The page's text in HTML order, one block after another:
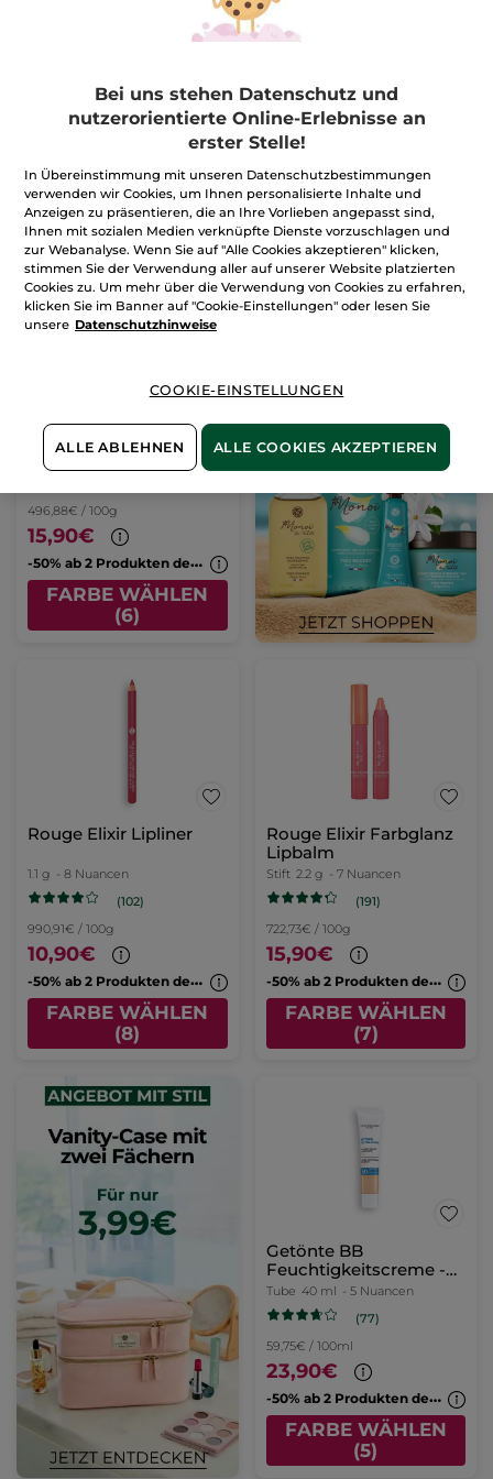
1.278,58€ / 100g
17,90€
-
50% ab 2 Produkten deiner Wahl
FARBE WÄHLEN
(10)
Metamorphose
Flacon
319,24€ / 100ml
24,90€
FARBE WÄHLEN
(3)
Dose 3.2 g - 6 Nuancen
496,88€ / 100g
15,90€
-
50% ab 2 Produkten deiner Wahl
FARBE WÄHLEN
(6)
Rouge Elixir Lipliner
1.1 g - 8 Nuancen
(102)
990,91€ / 100g
10,90€
-
50% ab 2 Produkten deiner Wahl
FARBE WÄHLEN
(8)
Rouge Elixir Farbglanz
Lipbalm
Stift 2.2 g - 7 Nuancen
(191)
722,73€ / 100g
15,90€
-
50% ab 2 Produkten deiner Wahl
FARBE WÄHLEN
(7)
Getönte BB
Feuchtigkeitscreme -
Hell
Tube 40 ml - 5 Nuancen
(77)
59,75€ / 100ml
23,90€
-
50% ab 2 Produkten deiner Wahl
FARBE WÄHLEN
(5)
Bei uns stehen Datenschutz und
nutzerorientierte Online-Erlebnisse an
erster Stelle!
In Übereinstimmung mit unseren Datenschutzbestimmungen
verwenden wir Cookies, um Ihnen personalisierte Inhalte und
Anzeigen zu präsentieren, die an Ihre Vorlieben angepasst sind,
Ihnen mit sozialen Medien verknüpfte Dienste vorzuschlagen und
zur Webanalyse. Wenn Sie auf "Alle Cookies akzeptieren" klicken,
stimmen Sie der Verwendung aller auf unserer Website platzierten
Cookies zu. Um mehr über die Verwendung von Cookies zu erfahren,
klicken Sie im Banner auf "Cookie-Einstellungen" oder lesen Sie
unsere Datenschutzhinweise
COOKIE-EINSTELLUNGEN
ALLE ABLEHNEN ALLE COOKIES AKZEPTIEREN